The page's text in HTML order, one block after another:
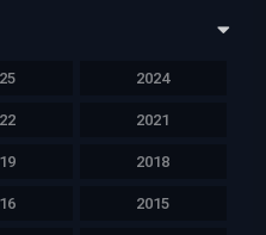
2024
2021
2018
2015